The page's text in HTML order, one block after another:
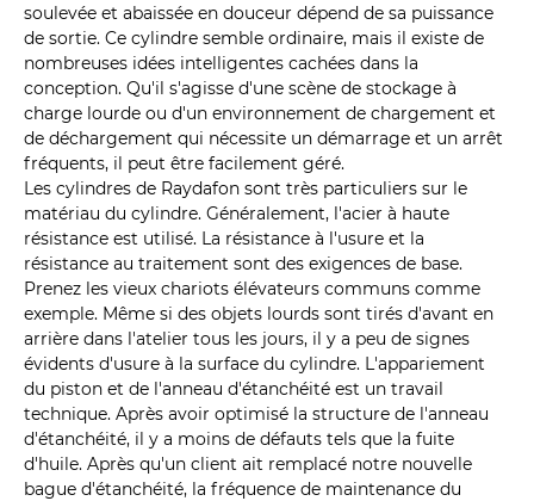
soulevée et abaissée en douceur dépend de sa puissance
de sortie. Ce cylindre semble ordinaire, mais il existe de
nombreuses idées intelligentes cachées dans la
conception. Qu'il s'agisse d'une scène de stockage à
charge lourde ou d'un environnement de chargement et
de déchargement qui nécessite un démarrage et un arrêt
fréquents, il peut être facilement géré.
Les cylindres de Raydafon sont très particuliers sur le
matériau du cylindre. Généralement, l'acier à haute
résistance est utilisé. La résistance à l'usure et la
résistance au traitement sont des exigences de base.
Prenez les vieux chariots élévateurs communs comme
exemple. Même si des objets lourds sont tirés d'avant en
arrière dans l'atelier tous les jours, il y a peu de signes
évidents d'usure à la surface du cylindre. L'appariement
du piston et de l'anneau d'étanchéité est un travail
technique. Après avoir optimisé la structure de l'anneau
d'étanchéité, il y a moins de défauts tels que la fuite
d'huile. Après qu'un client ait remplacé notre nouvelle
bague d'étanchéité, la fréquence de maintenance du